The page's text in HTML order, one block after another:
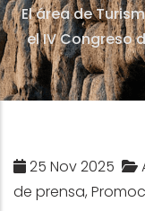
El área de
el IV Congreso
25 Nov 2025
de prensa,